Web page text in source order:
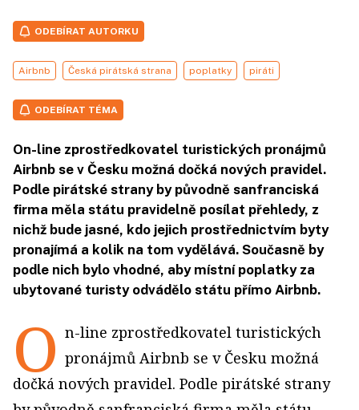
ODEBÍRAT AUTORKU
Airbnb Česká pirátská strana poplatky piráti
ODEBÍRAT TÉMA
On-line zprostředkovatel turistických pronájmů
Airbnb se v Česku možná dočká nových pravidel.
Podle pirátské strany by původně sanfranciská
firma měla státu pravidelně posílat přehledy, z
nichž bude jasné, kdo jejich prostřednictvím byty
pronajímá a kolik na tom vydělává. Současně by
podle nich bylo vhodné, aby místní poplatky za
ubytované turisty odvádělo státu přímo Airbnb.
O n-line zprostředkovatel turistických
pronájmů Airbnb se v Česku možná
dočká nových pravidel. Podle pirátské strany